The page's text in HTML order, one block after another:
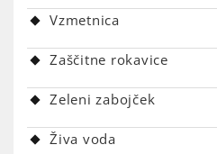
Vzmetnica
Zaščitne rokavice
Zeleni zabojček
Živa voda